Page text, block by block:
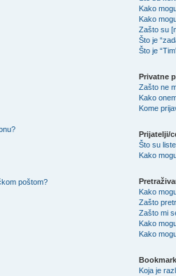
poštom?
Kako
Kako
Zašto su
Što je
Što je
Privatne
Zašto ne
Kako
Kome
Prijatelji/
Što su
Kako
Kako
Zašto
Zašto mi
Kako
Kako
Koja je